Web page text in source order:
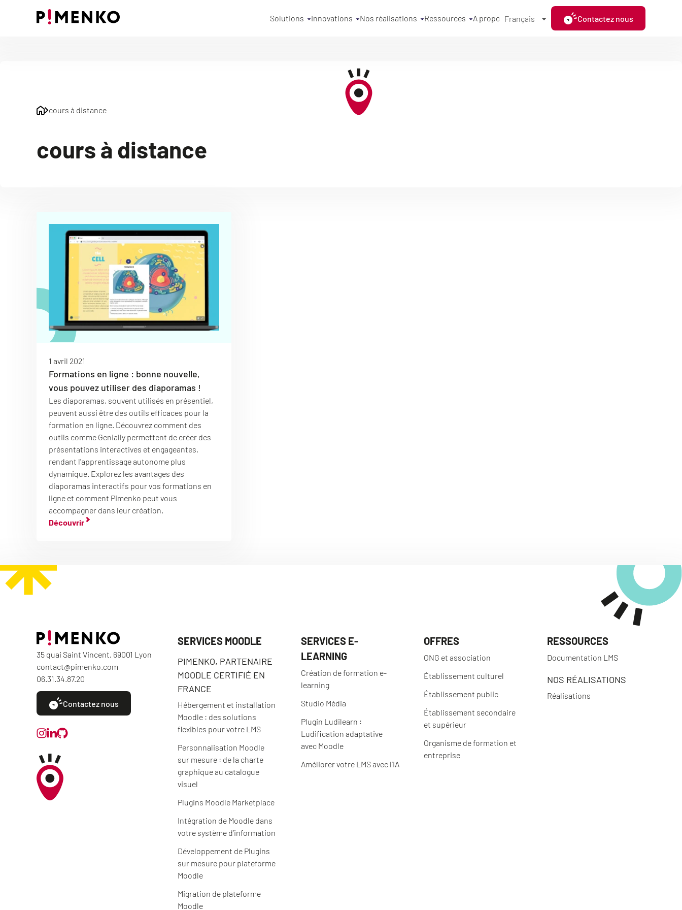
Solutions Innovations Nos réalisations Ressources A propos Français Contactez nous
cours à distance
cours à distance
1 avril 2021
Formations en ligne : bonne nouvelle,
vous pouvez utiliser des diaporamas !
Les diaporamas, souvent utilisés en présentiel,
peuvent aussi être des outils efficaces pour la
formation en ligne. Découvrez comment des
outils comme Genially permettent de créer des
présentations interactives et engageantes,
rendant l'apprentissage autonome plus
dynamique. Explorez les avantages des
diaporamas interactifs pour vos formations en
ligne et comment Pimenko peut vous
accompagner dans leur création.
Découvrir
35 quai Saint Vincent, 69001 Lyon
contact@pimenko.com
06.31.34.87.20
Contactez nous
SERVICES MOODLE
PIMENKO, PARTENAIRE
MOODLE CERTIFIÉ EN
FRANCE
Hébergement et installation
Moodle : des solutions
flexibles pour votre LMS
Personnalisation Moodle
sur mesure : de la charte
graphique au catalogue
visuel
Plugins Moodle Marketplace
Intégration de Moodle dans
votre système d’information
Développement de Plugins
sur mesure pour plateforme
Moodle
Migration de plateforme
Moodle
SERVICES E-
LEARNING
Création de formation e-
learning
Studio Média
Plugin Ludilearn :
Ludification adaptative
avec Moodle
Améliorer votre LMS avec l’IA
OFFRES
ONG et association
Établissement culturel
Établissement public
Établissement secondaire
et supérieur
Organisme de formation et
entreprise
RESSOURCES
Documentation LMS
NOS RÉALISATIONS
Réalisations